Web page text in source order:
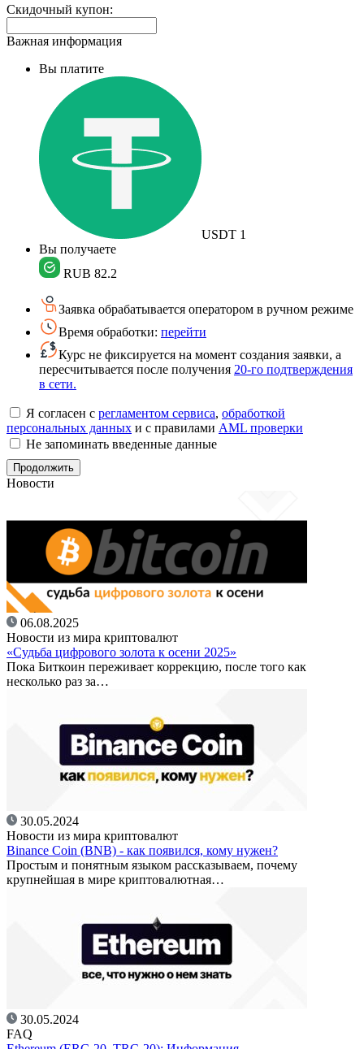
Скидочный купон:
Важная информация
Вы платите
USDT 1
Вы получаете
RUB 82.2
Заявка обрабатывается оператором в ручном режиме
Время обработки: перейти
Курс не фиксируется на момент создания заявки, а
пересчитывается после получения 20-го подтверждения
в сети.
Я согласен с регламентом сервиса, обработкой
персональных данных и с правилами AML проверки
Не запоминать введенные данные
Новости
06.08.2025
Новости из мира криптовалют
«Судьба цифрового золота к осени 2025»
Пока Биткоин переживает коррекцию, после того как
несколько раз за…
30.05.2024
Новости из мира криптовалют
Binance Coin (BNB) - как появился, кому нужен?
Простым и понятным языком рассказываем, почему
крупнейшая в мире криптовалютная…
30.05.2024
FAQ